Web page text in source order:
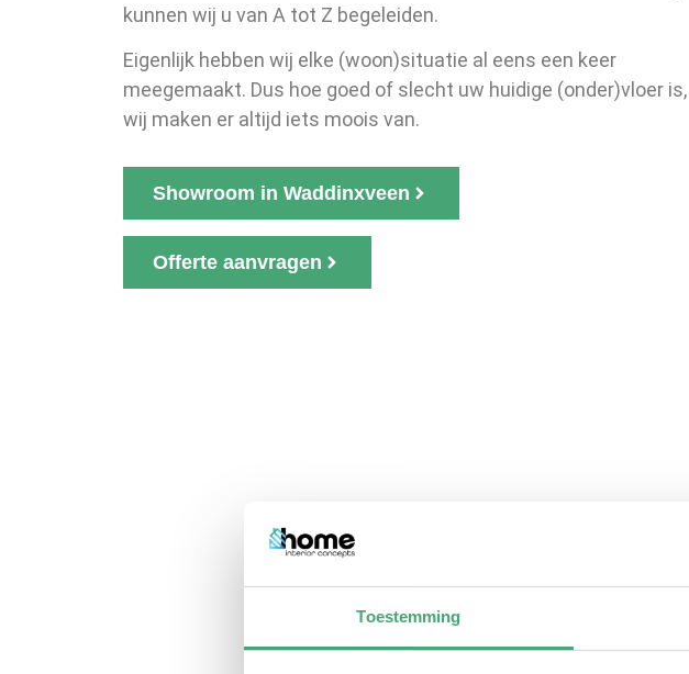
Toestemming
kunnen wij u van A tot Z begeleiden.
Eigenlijk hebben wij elke (woon)situatie al eens een keer
meegemaakt. Dus hoe goed of slecht uw huidige (onder)vloer is,
wij maken er altijd iets moois van.
Showroom in Waddinxveen
Offerte aanvragen